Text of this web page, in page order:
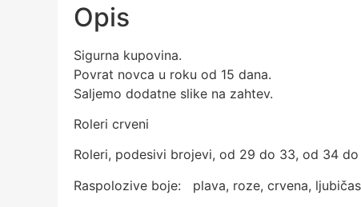
Opis
Sigurna kupovina.
Povrat novca u roku od 15 dana.
Saljemo dodatne slike na zahtev.
Roleri crveni
Roleri, podesivi brojevi, od 29 do 33, od 34
Raspolozive boje: plava, roze, crvena,